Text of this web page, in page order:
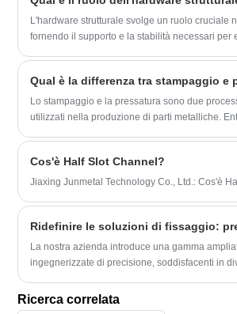
la sicurezza.
le aspettative dei clienti
accessori per mobili sono disponibili in
dimensioni e materiali per soddisfare diversi
​L'hardware strutturale svolge un ruolo cruciale
fornendo il supporto e la stabilità necessari per
progetto.
Qual è la differenza tra stampaggio e
Lo stampaggio e la pressatura sono due
utilizzati nella produzione di parti metalliche.
tra i due.
Cos'è Half Slot Channel?
Jiaxing Junmetal Technology Co., Ltd.: Cos'è
La nostra azienda introduce una gamma
ingegnerizzate di precisione, soddisfacenti in
Ricerca correlata